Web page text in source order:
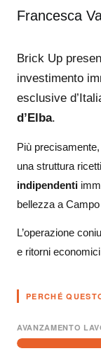
Francesca
Brick Up
investimento
esclusive
d’Elba.
Più
una struttura
indipendenti
bellezza a
L’operazione
e ritorni
PERCHÉ
AVANZAMENTO